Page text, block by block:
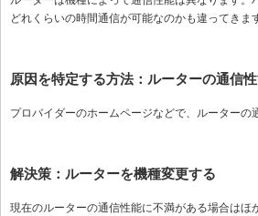
どれくらいの時間通信が可能なのかも違ってきま
原因を特定する方法：ルーターの通信
プロバイダーのホームページなどで、ルーターの
解決策：ルーターを機種変更する
現在のルーターの通信性能に不満がある場合はほ